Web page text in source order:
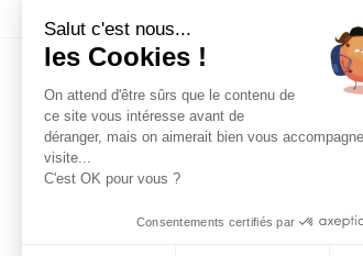
chesterfield brand
abro
arthur & aston
Salut c'est nous...
les Cookies !
On attend d'être sûrs que le contenu de
ce site vous intéresse avant de
déranger, mais on aimerait bien vous
visite...
C'est OK pour vous ?
Consentements certifiés par